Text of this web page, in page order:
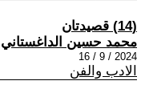
(14) قصيدتان
محمد حسين الداغستاني
2024 / 9 / 16
الادب والفن